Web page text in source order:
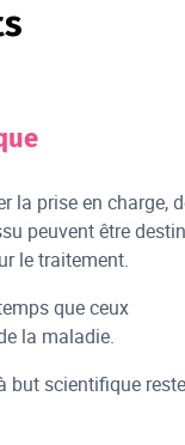
la prise en charge,
peuvent être
le traitement.
que ceux
la maladie.
but scientifique